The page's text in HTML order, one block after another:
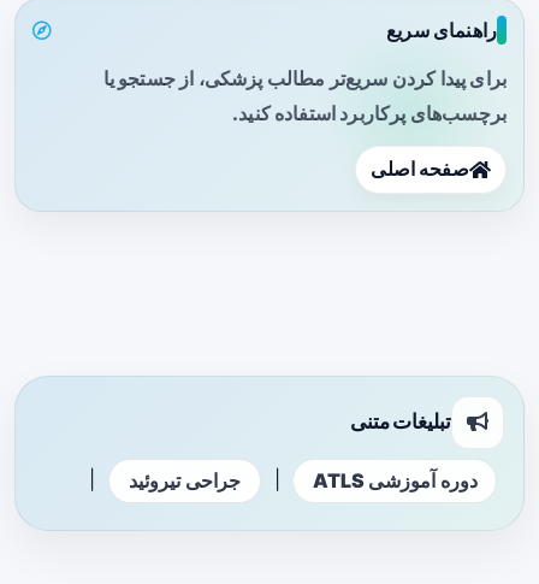
راهنمای سریع
برای پیدا کردن سریع‌تر مطالب پزشکی، از جستجو یا
برچسب‌های پرکاربرد استفاده کنید.
صفحه اصلی
تبلیغات متنی
دوره آموزشی ATLS جراحی تیروئید